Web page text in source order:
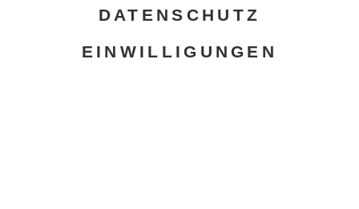
DATENSCHUTZ
EINWILLIGUNGEN